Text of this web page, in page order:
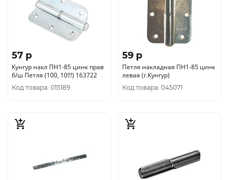
57 p
Кунгур накл ПН1-85 цинк прав
б/ш Петля (100, 10!!!) 163722
Код товара: 015189
59 p
Петля накладная ПН1-85 цинк
левая (г.Кунгур)
Код товара: 045071